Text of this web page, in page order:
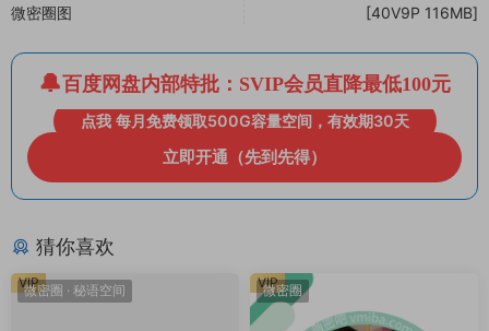
微密圈图
[40V9P 116MB]
百度网盘内部特批：SVIP会员直降最低100元
点我 每月免费领取500G容量空间，有效期30天
立即开通（先到先得）
猜你喜欢
微密圈 · 秘语空间
VIP 微密圈
VIP